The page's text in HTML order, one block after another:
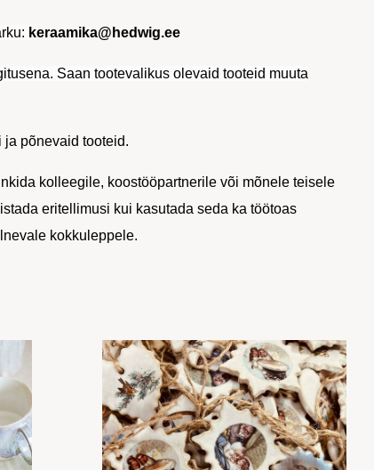
keraamika@hedwig.ee
Saan tootevalikus olevaid tooteid muuta
põnevaid tooteid.
kolleegile, koostööpartnerile või mõnele teisele
eritellimusi kui kasutada seda ka töötoas
kokkuleppele.